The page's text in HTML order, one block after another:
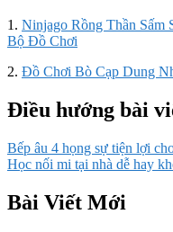
1. Ninjago Rồng Thần Sấm
Bộ Đồ Chơi
2. Đồ Chơi Bò Cạp Dung
Điều hướng bài
Bếp âu 4 họng sự tiện lợi
Học nối mi tại nhà dễ hay
Bài Viết Mới